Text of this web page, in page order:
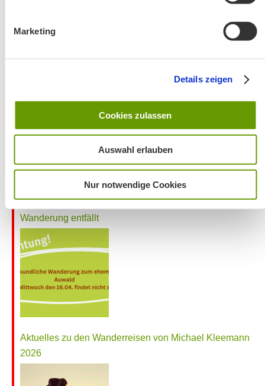
Marketing
Details zeigen
Cookies zulassen
Auswahl erlauben
Nur notwendige Cookies
Änderung! Aschauer Runde: Bankerlweg – Bärnsee –
Wanderung entfällt
Aktuelles zu den Wanderreisen von Michael Kleemann
2026